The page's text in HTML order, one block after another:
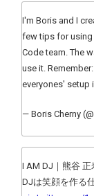
I'm Boris and I
few tips for using
Code team. The
use it.
everyones' setup
— Boris Cherny
I AM DJ｜熊谷 正
DJは笑顔を作る